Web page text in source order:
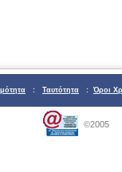
: Ταυτότητα : Όροι
©2005